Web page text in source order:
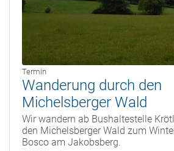
Termin
Wanderung durch den
Michelsberger Wald
Wir wandern ab Bushaltestelle
den Michelsberger Wald zum
Bosco am Jakobsberg.